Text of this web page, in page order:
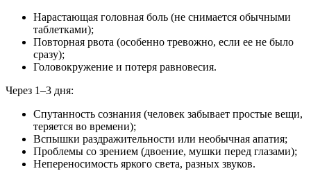
Нарастающая головная боль (не снимается обычными
таблетками);
Повторная рвота (особенно тревожно, если ее не было
сразу);
Головокружение и потеря равновесия.
Через 1–3 дня:
Спутанность сознания (человек забывает простые вещи,
теряется во времени);
Вспышки раздражительности или необычная апатия;
Проблемы со зрением (двоение, мушки перед глазами);
Непереносимость яркого света, разных звуков.